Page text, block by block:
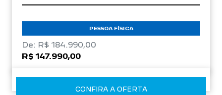
PESSOA FÍSICA
De: R$ 184.990,00
R$ 147.990,00
CONFIRA A OFERTA